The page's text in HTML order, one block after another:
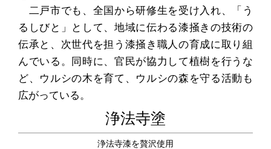
二戸市でも、全国から研修生を受け入れ、「う
るしびと」として、地域に伝わる漆掻きの技術の
伝承と、次世代を担う漆掻き職人の育成に取り組
んでいる。同時に、官民が協力して植樹を行うな
ど、ウルシの木を育て、ウルシの森を守る活動も
広がっている。
浄法寺塗
浄法寺漆を贅沢使用